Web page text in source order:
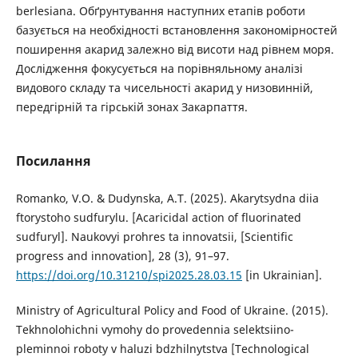
berlesiana. Обґрунтування наступних етапів роботи
базується на необхідності встановлення закономірностей
поширення акарид залежно від висоти над рівнем моря.
Дослідження фокусується на порівняльному аналізі
видового складу та чисельності акарид у низовинній,
передгірній та гірській зонах Закарпаття.
Посилання
Romanko, V.O. & Dudynska, A.T. (2025). Akarytsydna diia
ftorystoho sudfurylu. [Acaricidal action of fluorinated
sudfuryl]. Naukovyi prohres ta innovatsii, [Scientific
progress and innovation], 28 (3), 91–97.
https://doi.org/10.31210/spi2025.28.03.15 [in Ukrainian].
Ministry of Agricultural Policy and Food of Ukraine. (2015).
Tekhnolohichni vymohy do provedennia selektsiino-
pleminnoi roboty v haluzi bdzhilnytstva [Technological